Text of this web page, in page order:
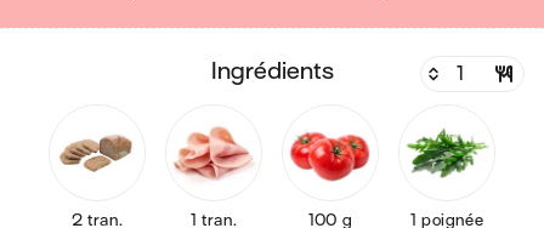
ingrédients
2 tran.
1 tran.
100 g
1 poignée